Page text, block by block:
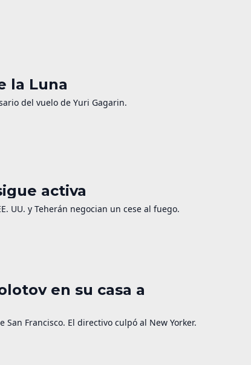
la Luna
del vuelo de Yuri Gagarin.
activa
UU. y Teherán negocian un cese al fuego.
en su casa a
Francisco. El directivo culpó al New Yorker.